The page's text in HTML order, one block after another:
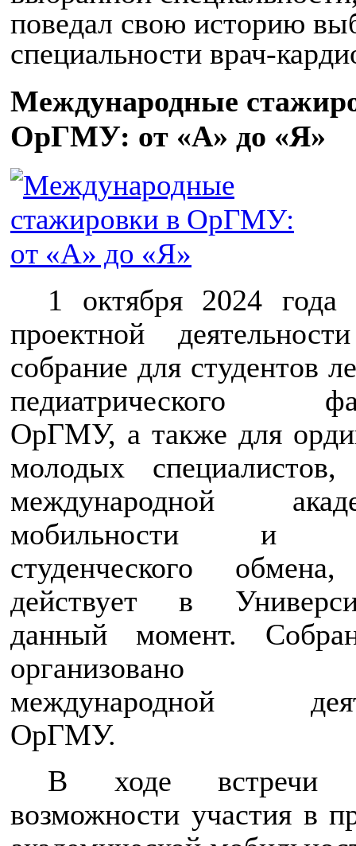
поведал свою историю
специальности врач-
Международные
ОрГМУ: от «А» до «Я»
1 октября 2024
проектной
собрание для студентов
педиатрического
ОрГМУ, а также для
молодых
международной
мобильности и
студенческого
действует в
данный момент.
организовано
международной
ОрГМУ.
В ходе встречи
возможности участия в